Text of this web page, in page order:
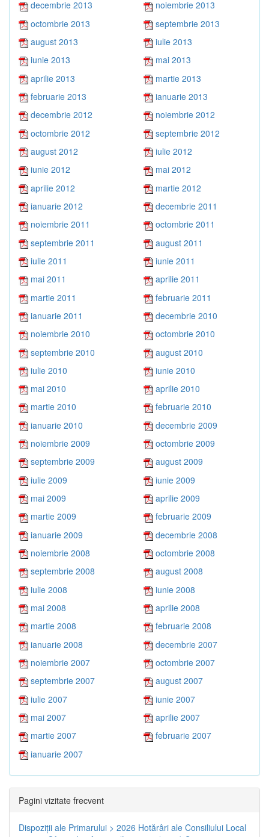
decembrie 2013
noiembrie 2013
octombrie 2013
septembrie 2013
august 2013
iulie 2013
iunie 2013
mai 2013
aprilie 2013
martie 2013
februarie 2013
ianuarie 2013
decembrie 2012
noiembrie 2012
octombrie 2012
septembrie 2012
august 2012
iulie 2012
iunie 2012
mai 2012
aprilie 2012
martie 2012
ianuarie 2012
decembrie 2011
noiembrie 2011
octombrie 2011
septembrie 2011
august 2011
iulie 2011
iunie 2011
mai 2011
aprilie 2011
martie 2011
februarie 2011
ianuarie 2011
decembrie 2010
noiembrie 2010
octombrie 2010
septembrie 2010
august 2010
iulie 2010
iunie 2010
mai 2010
aprilie 2010
martie 2010
februarie 2010
ianuarie 2010
decembrie 2009
noiembrie 2009
octombrie 2009
septembrie 2009
august 2009
iulie 2009
iunie 2009
mai 2009
aprilie 2009
martie 2009
februarie 2009
ianuarie 2009
decembrie 2008
noiembrie 2008
octombrie 2008
septembrie 2008
august 2008
iulie 2008
iunie 2008
mai 2008
aprilie 2008
martie 2008
februarie 2008
ianuarie 2008
decembrie 2007
noiembrie 2007
octombrie 2007
septembrie 2007
august 2007
iulie 2007
iunie 2007
mai 2007
aprilie 2007
martie 2007
februarie 2007
ianuarie 2007
Pagini vizitate frecvent
Dispoziţii ale Primarului > 2026 Hotărâri ale Consiliului Local